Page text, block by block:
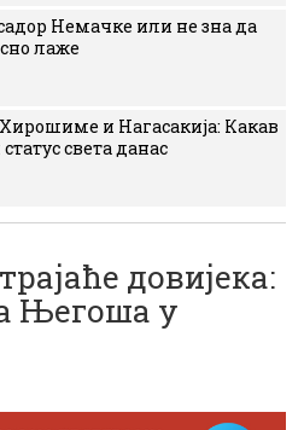
Немачке или не зна да
лаже
и Нагасакија: Какав
света данас
довијека:
Његоша у